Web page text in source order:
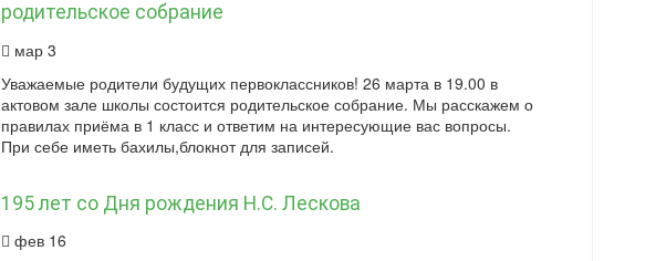
родительское собрание
мар 3
Уважаемые родители будущих первоклассников! 26 марта в 19.00 в
актовом зале школы состоится родительское собрание. Мы расскажем о
правилах приёма в 1 класс и ответим на интересующие вас вопросы.
При себе иметь бахилы,блокнот для записей.
195 лет со Дня рождения Н.С. Лескова
фев 16